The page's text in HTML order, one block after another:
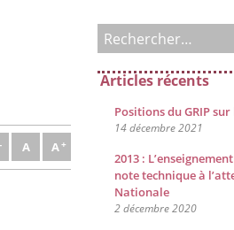
A A
Articles récents
Positions du GRIP sur
14 décembre 2021
2013 :
note technique à
Nationale
2 décembre 2020